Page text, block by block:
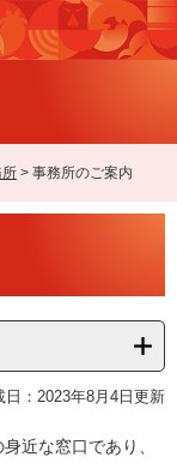
> 事務所のご案内
日：2023年8月4日更新
近な窓口であり、